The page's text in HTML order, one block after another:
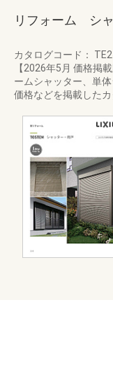
リフォーム シ
カタログコード：
【2026年5月 価格掲
ームシャッター、単
価格などを掲載したカ